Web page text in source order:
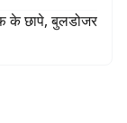
के छापे, बुलडोजर